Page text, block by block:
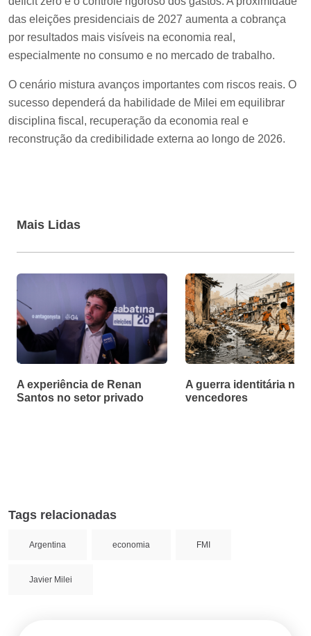
das eleições presidenciais de 2027 aumenta a cobrança
por resultados mais visíveis na economia real,
especialmente no consumo e no mercado de trabalho.
O cenário mistura avanços importantes com riscos reais. O
sucesso dependerá da habilidade de Milei em equilibrar
disciplina fiscal, recuperação da economia real e
reconstrução da credibilidade externa ao longo de 2026.
Mais Lidas
A experiência de Renan
Santos no setor privado
A guerra identitária não
vencedores
Tags relacionadas
Argentina economia FMI
Javier Milei